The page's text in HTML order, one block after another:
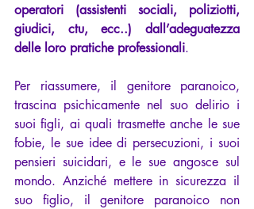
operatori (assistenti sociali, poliziotti,
giudici, ctu, ecc..) dall’adeguatezza
delle loro pratiche professionali.
Per riassumere, il genitore paranoico,
trascina psichicamente nel suo delirio i
suoi figli, ai quali trasmette anche le sue
fobie, le sue idee di persecuzioni, i suoi
pensieri suicidari, e le sue angosce sul
mondo. Anziché mettere in sicurezza il
suo figlio, il genitore paranoico non